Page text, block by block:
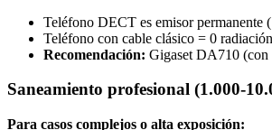
Teléfono DECT es emisor permanente
Teléfono con cable clásico = 0 radiación
Recomendación: Gigaset DA710 (con
Saneamiento profesional (1.000-
Para casos complejos o alta exposición: